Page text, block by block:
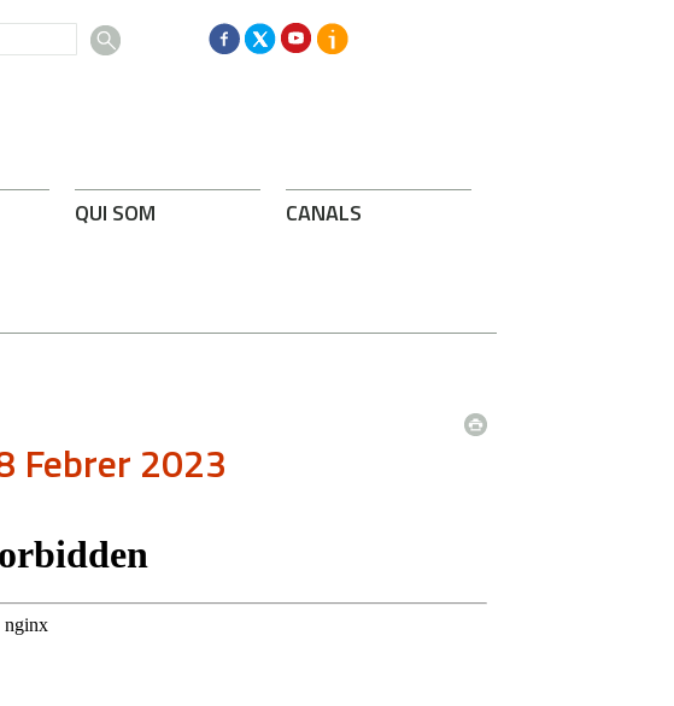
QUI SOM CANALS
Febrer 2023